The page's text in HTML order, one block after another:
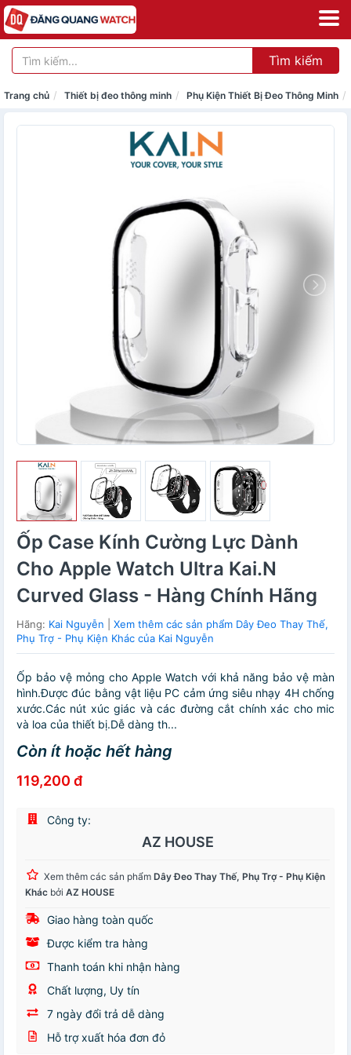
Tìm kiếm
Trang chủ Thiết bị đeo thông minh Phụ Kiện Thiết Bị Đeo Thông Minh
Ốp Case Kính Cường Lực Dành
Cho Apple Watch Ultra Kai.N
Curved Glass - Hàng Chính Hãng
Hãng: Kai Nguyễn
Xem thêm các sản phẩm Dây Đeo Thay Thế,
Phụ Trợ - Phụ Kiện Khác của Kai Nguyễn
Ốp bảo vệ mỏng cho Apple Watch với khả năng bảo vệ màn
hình.Được đúc bằng vật liệu PC cảm ứng siêu nhạy 4H chống
xước.Các nút xúc giác và các đường cắt chính xác cho mic
và loa của thiết bị.Dễ dàng th...
Còn ít hoặc hết hàng
119,200 đ
Công ty:
AZ HOUSE
Xem thêm các sản phẩm Dây Đeo Thay Thế, Phụ Trợ - Phụ Kiện
Khác bởi AZ HOUSE
Giao hàng toàn quốc
Được kiểm tra hàng
Thanh toán khi nhận hàng
Chất lượng, Uy tín
7 ngày đổi trả dễ dàng
Hỗ trợ xuất hóa đơn đỏ